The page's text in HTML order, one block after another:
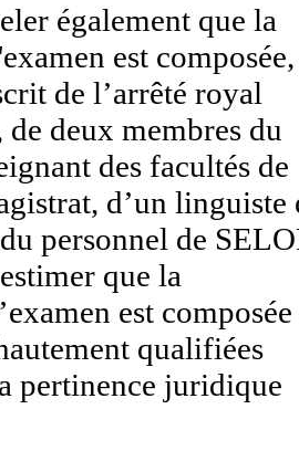
également que la
est composée,
de l’arrêté royal
de deux membres du
des facultés de
d’un linguiste
personnel de
que la
est composée
qualifiées
pertinence juridique